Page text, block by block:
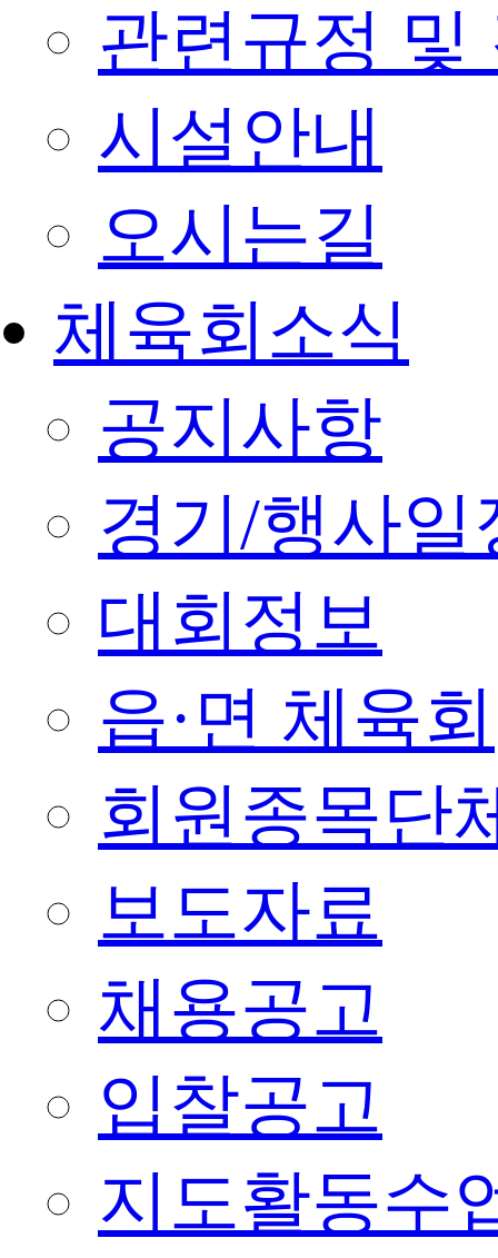
관련규정 및
시설안내
오시는길
체육회소식
공지사항
경기/행사일
대회정보
읍·면 체육회
회원종목단
보도자료
채용공고
입찰공고
지도활동수